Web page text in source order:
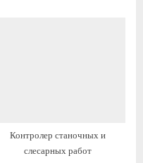
Контролер станочных и
слесарных работ